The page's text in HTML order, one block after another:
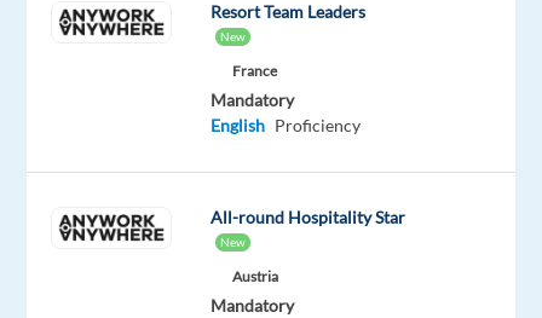
notamment
Luxe,
la
Resort Team Leaders
New
France
Mandatory
English Proficiency
All-round Hospitality Star
New
Austria
Mandatory